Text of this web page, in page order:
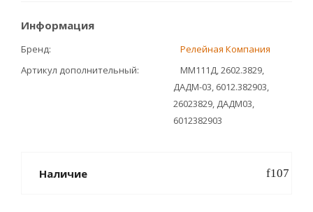
Информация
Бренд
Релейная Компания
Артикул дополнительный
ММ111Д, 2602.3829,
ДАДМ-03, 6012.382903,
26023829, ДАДМ03,
6012382903
Наличие